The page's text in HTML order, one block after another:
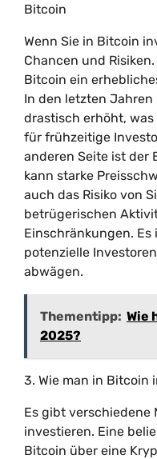
Bitcoin
Wenn Sie in Bitcoin
Chancen und
Bitcoin ein
In den letzten
drastisch erhöht,
für frühzeitige
anderen Seite ist der
kann starke
auch das Risiko von
betrügerischen
Einschränkungen.
potenzielle
abwägen.
Thementipp: Wie
2025?
3. Wie man in Bitcoin
Es gibt verschiedene
investieren. Eine
Bitcoin über eine